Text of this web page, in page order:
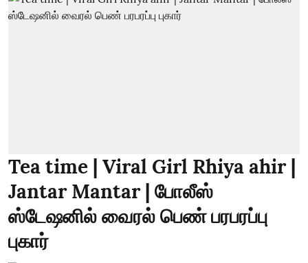
Tea time | Viral Girl Rhiya ahir |
Jantar Mantar | போலீஸ்
ஸ்டேஷனில் வைரல் பெண் பரபரப்பு
புகார்